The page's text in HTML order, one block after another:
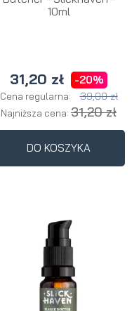
10ml
31,20 zł -20%
Cena regularna: 39,00 zł
Najniższa cena: 31,20 zł
DO KOSZYKA